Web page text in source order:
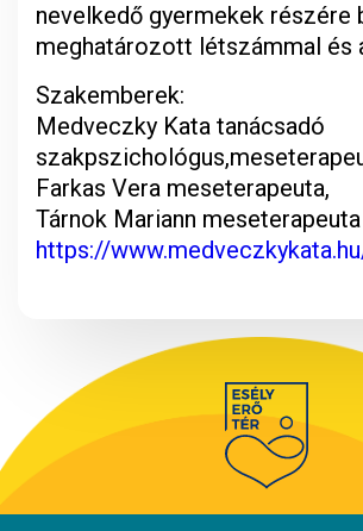
nevelkedő gyermekek
meghatározott létszámmal és
Szakemberek:
Medveczky Kata tanácsadó
Farkas Vera meseterapeuta,
Tárnok Mariann meseterapeuta
https://